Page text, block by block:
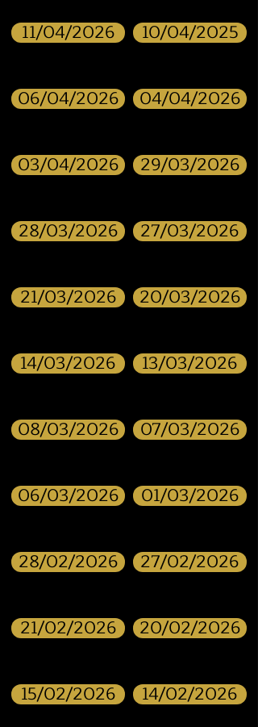
11/04/2026
06/04/2026
03/04/2026
28/03/2026
21/03/2026
14/03/2026
08/03/2026
06/03/2026
28/02/2026
21/02/2026
15/02/2026
10/04/2025
04/04/2026
29/03/2026
27/03/2026
20/03/2026
13/03/2026
07/03/2026
01/03/2026
27/02/2026
20/02/2026
14/02/2026